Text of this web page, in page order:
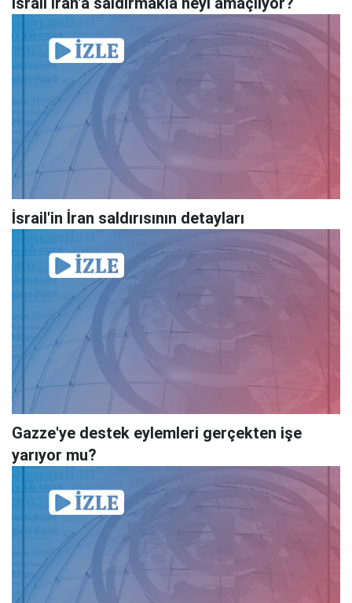
İsrail'in İran saldırısının detayları
Gazze'ye destek eylemleri gerçekten işe
yarıyor mu?